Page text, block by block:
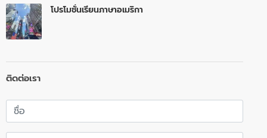
โปรโมชั่นเรียนภาษาอเมริกา
ติดต่อเรา